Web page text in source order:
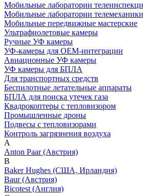
Мобильные лаборатории
Мобильные лаборатории
Мобильные передвижные мастерские
Ультрафиолетовые камеры
Ручные УФ камеры
УФ-камеры для OEM-интеграции
Авиационные УФ камеры
УФ камеры для БПЛА
Для транспортных средств
Беспилотные летательные аппараты
БПЛА для поиска утечек газа
Квадрокоптеры с тепловизором
Промышленные дроны
Подвесы с тепловизорами
Контроль загрязнения воздуха
A
Anton Paar (Австрия)
B
Baker Hughes (США, Ирландия)
Baur (Австрия)
Bicotest (Англия)